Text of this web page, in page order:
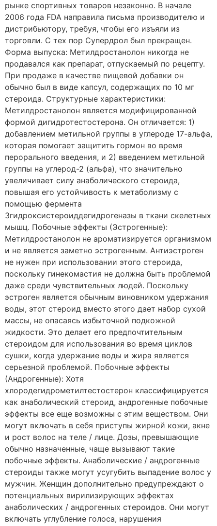
рынке спортивных товаров незаконно. В начале
2006 года FDA направила письма производителю и
дистрибьютору, требуя, чтобы его изъяли из
торговли. С тех пор Супердрол был прекращен.
Форма выпуска: Метилдростанолон никогда не
продавался как препарат, отпускаемый по рецепту.
При продаже в качестве пищевой добавки он
обычно был в виде капсул, содержащих по 10 мг
стероида. Структурные характеристики:
Метилдростанолон является модифицированной
формой дигидротестостерона. Он отличается: 1)
добавлением метильной группы в углероде 17-альфа,
которая помогает защитить гормон во время
перорального введения, и 2) введением метильной
группы на углерод-2 (альфа), что значительно
увеличивает силу анаболического стероида,
повышая его устойчивость к метаболизму с
помощью фермента
3гидроксистероиддегидрогеназы в ткани скелетных
мышц. Побочные эффекты (Эстрогенные):
Метилдростанолон не ароматизируется организмом
и не является заметно эстрогенным. Антиэстроген
не нужен при использовании этого стероида,
поскольку гинекомастия не должна быть проблемой
даже среди чувствительных людей. Поскольку
эстроген является обычным виновником удержания
воды, этот стероид вместо этого дает набор сухой
массы, не опасаясь избыточной подкожной
жидкости. Это делает его предпочтительным
стероидом для использования во время циклов
сушки, когда удержание воды и жира является
серьезной проблемой. Побочные эффекты
(Андрогенные): Хотя
хлородегидрометилтестостерон классифицируется
как анаболический стероид, андрогенные побочные
эффекты все еще возможны с этим веществом. Они
могут включать в себя приступы жирной кожи, акне
и рост волос на теле / лице. Дозы, превышающие
обычно назначенные, чаще вызывают такие
побочные эффекты. Анаболические / андрогенные
стероиды также могут усугубить выпадение волос у
мужчин. Женщин дополнительно предупреждают о
потенциальных вирилизирующих эффектах
анаболических / андрогенных стероидов. Они могут
включать углубление голоса, нарушения